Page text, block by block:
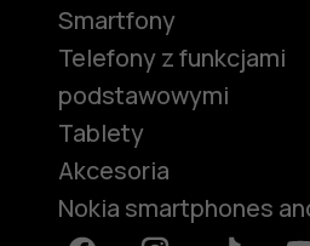
Smartfony
Telefony z funkcjami
podstawowymi
Tablety
Akcesoria
Nokia smartphones